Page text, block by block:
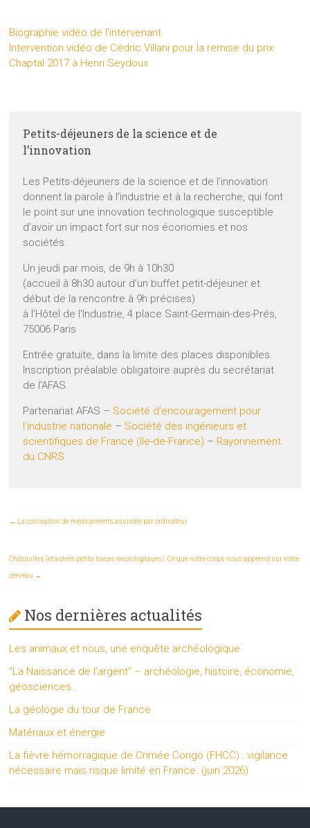
Biographie vidéo de l’intervenant
Intervention vidéo de Cédric Villani pour la remise du prix
Chaptal 2017 à Henri Seydoux
Petits-déjeuners de la science et de
l’innovation
Les Petits-déjeuners de la science et de l’innovation
donnent la parole à l’industrie et à la recherche, qui font
le point sur une innovation technologique susceptible
d’avoir un impact fort sur nos économies et nos
sociétés.
Un jeudi par mois, de 9h à 10h30
(accueil à 8h30 autour d’un buffet petit-déjeuner et
début de la rencontre à 9h précises)
à l’Hôtel de l’Industrie, 4 place Saint-Germain-des-Prés,
75006 Paris
Entrée gratuite, dans la limite des places disponibles.
Inscription préalable obligatoire auprès du secrétariat
de l’AFAS.
Partenariat AFAS – Société d’encouragement pour
l’industrie nationale – Société des ingénieurs et
scientifiques de France (Ile-de-France) – Rayonnement
du CNRS
← La conception de médicaments assistée par ordinateur
Chatouilles (et autres petits tracas neurologiques). Ce que notre corps nous apprend sur notre
cerveau →
Nos dernières actualités
Les animaux et nous, une enquête archéologique
“La Naissance de l’argent” – archéologie, histoire, économie,
géosciences…
La géologie du tour de France
Matériaux et énergie
La fièvre hémorragique de Crimée Congo (FHCC) : vigilance
nécessaire mais risque limité en France. (juin 2026)